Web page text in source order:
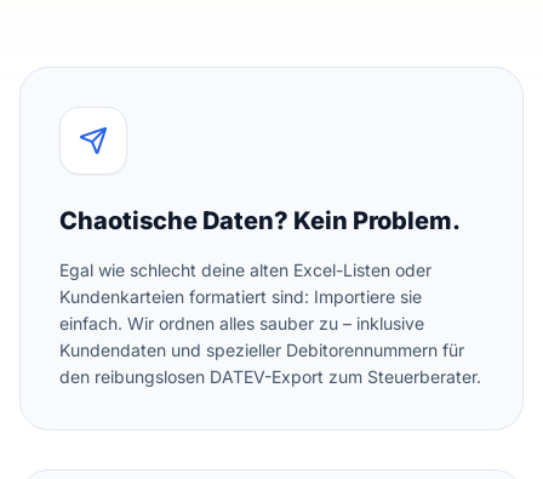
Chaotische Daten? Kein Problem.
Egal wie schlecht deine alten Excel-Listen oder
Kundenkarteien formatiert sind: Importiere sie
einfach. Wir ordnen alles sauber zu – inklusive
Kundendaten und spezieller Debitorennummern für
den reibungslosen DATEV-Export zum Steuerberater.